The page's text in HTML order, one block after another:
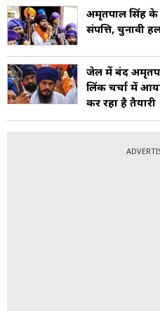
अमृतपाल सिंह के
संपत्ति, चुनावी
जेल में बंद
लिंक चर्चा में
कर रहा है तैयारी